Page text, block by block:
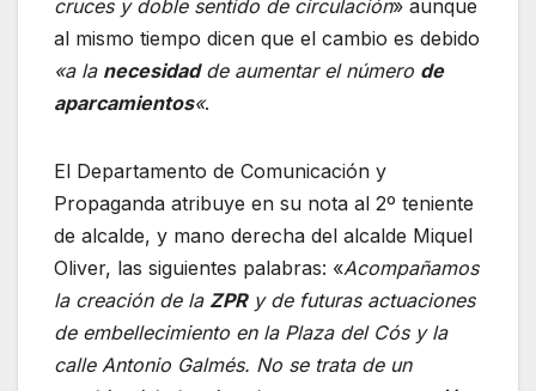
cruces y doble sentido de circulación» aunque
al mismo tiempo dicen que el cambio es debido
«a la necesidadde aumentar el número de
aparcamientos«.
El Departamento de Comunicación y
Propaganda atribuye en su nota al 2º teniente
de alcalde, y mano derecha del alcalde Miquel
Oliver, las siguientes palabras: «Acompañamos
la creación de la ZPRy de futuras actuaciones
de embellecimiento en la Plaza del Cós y la
calle Antonio Galmés. No se trata de un